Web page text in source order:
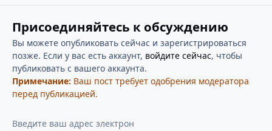
Присоединяйтесь к обсуждению
Вы можете опубликовать сейчас и зарегистрироваться
позже. Если у вас есть аккаунт, войдите сейчас, чтобы
публиковать с вашего аккаунта.
Примечание: Ваш пост требует одобрения модератора
перед публикацией.